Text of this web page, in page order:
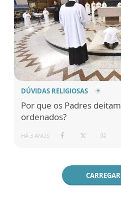
DÚVIDAS RELIGIOSAS
Por que os Padres
ordenados?
HÁ 3 ANOS